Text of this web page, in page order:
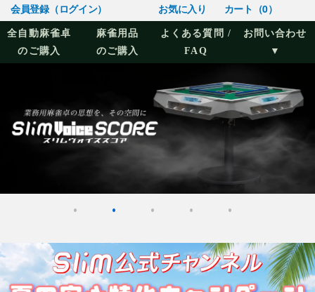
会員登録（ログイン） お気に入り カート（0）
全自動麻雀卓
のご購入
麻雀用品
のご購入
よくある質問 /
FAQ
お問い合わせ
▼